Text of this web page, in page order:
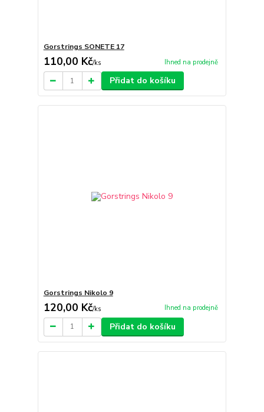
Gorstrings SONETE 17
110,00 Kč/ks Ihned na prodejně
Přidat do košíku
Gorstrings Nikolo 9
120,00 Kč/ks Ihned na prodejně
Přidat do košíku